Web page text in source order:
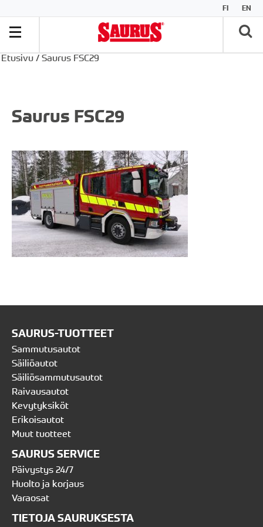
FI EN
Etusivu / Saurus FSC29
Saurus FSC29
SAURUS-TUOTTEET
Sammutusautot
Säiliöautot
Säiliösammutusautot
Raivausautot
Kevytyksiköt
Erikoisautot
Muut tuotteet
SAURUS SERVICE
Päivystys 24/7
Huolto ja korjaus
Varaosat
TIETOJA SAURUKSESTA